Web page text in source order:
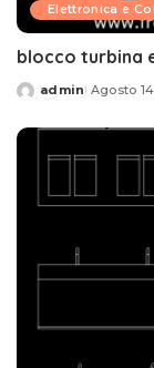
Elettronica e
blocco turbina
Posted
admin Agosto